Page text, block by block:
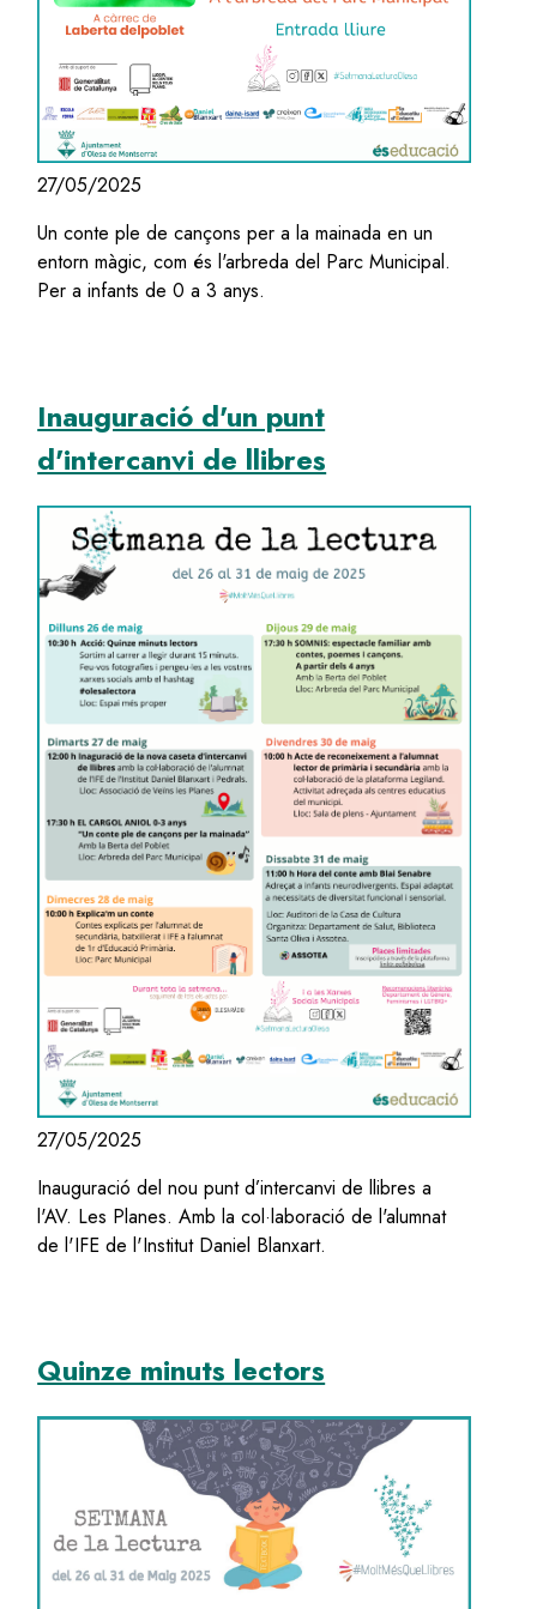
27/05/2025
Un conte ple de cançons per a la mainada en un
entorn màgic, com és l'arbreda del Parc Municipal.
Per a infants de 0 a 3 anys.
Inauguració d'un punt
d'intercanvi de llibres
27/05/2025
Inauguració del nou punt d’intercanvi de llibres a
l'AV. Les Planes. Amb la col·laboració de l'alumnat
de l'IFE de l'Institut Daniel Blanxart.
Quinze minuts lectors